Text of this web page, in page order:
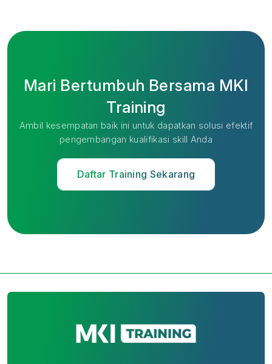
Mari Bertumbuh Bersama MKI
Training
Ambil kesempatan baik ini untuk dapatkan solusi efektif
pengembangan kualifikasi skill Anda
Daftar Training Sekarang